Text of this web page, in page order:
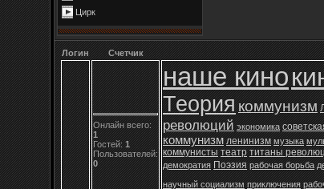
Цирк
Логин Счетчик
Онлайн всего:
1
Гостей: 1
Пользователей:
0
наше кино
Теория коммунизм
революций экономика
коммунизм ленинизм музыка
коммунисты театр титаны
демократия Поэзия рабочая борьба
научный социализм приключения